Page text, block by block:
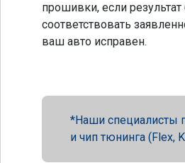
прошивки, если результат
соответствовать
ваш авто исправен.
Наши специалисты
и чип тюнинга (Flex,